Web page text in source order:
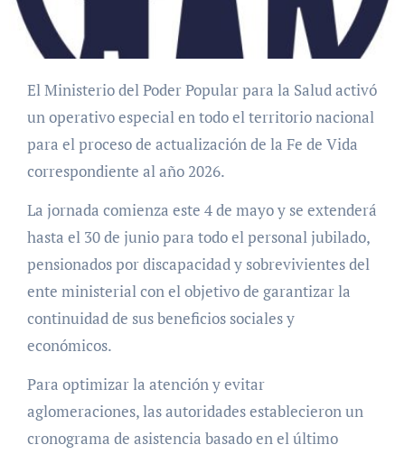
El Ministerio del Poder Popular para la Salud activó
un operativo especial en todo el territorio nacional
para el proceso de actualización de la Fe de Vida
correspondiente al año 2026.
La jornada comienza este 4 de mayo y se extenderá
hasta el 30 de junio para todo el personal jubilado,
pensionados por discapacidad y sobrevivientes del
ente ministerial con el objetivo de garantizar la
continuidad de sus beneficios sociales y
económicos.
​Para optimizar la atención y evitar
aglomeraciones, las autoridades establecieron un
cronograma de asistencia basado en el último